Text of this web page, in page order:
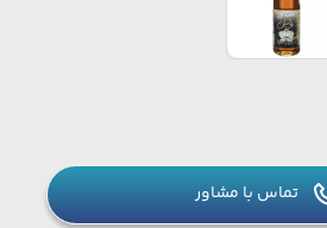
تماس با مشاور